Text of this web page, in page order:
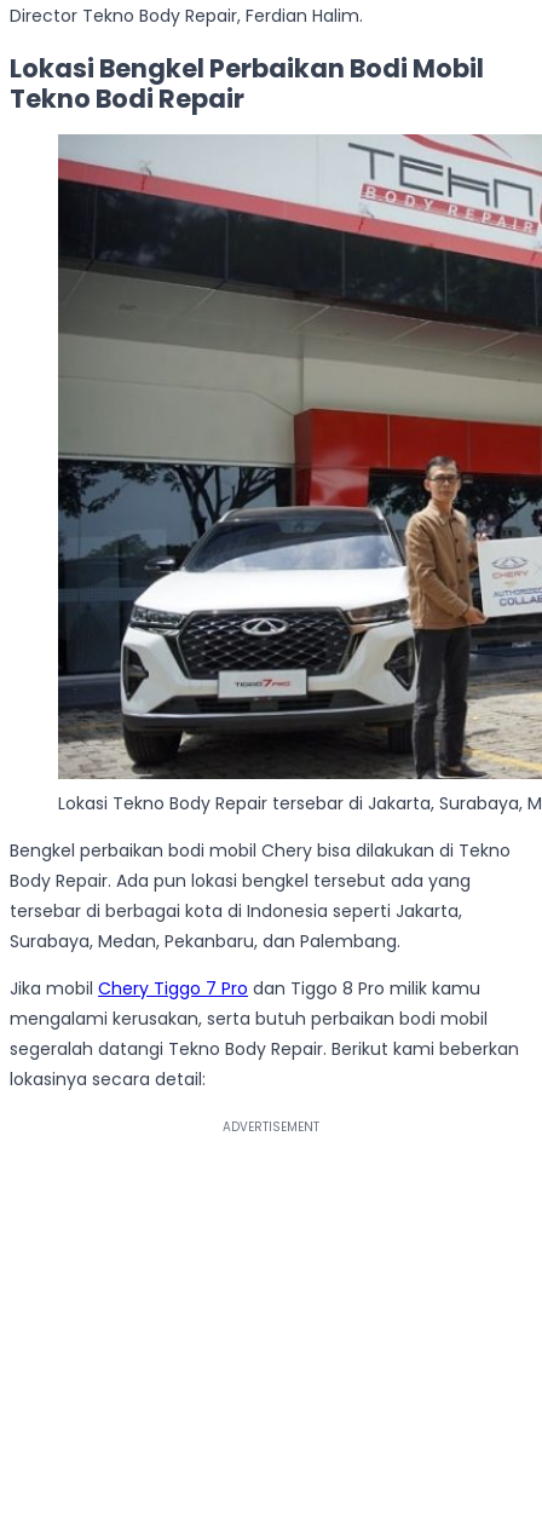
Director Tekno Body Repair, Ferdian Halim.
Lokasi Bengkel Perbaikan Bodi Mobil
Tekno Bodi Repair
Lokasi Tekno Body Repair tersebar di Jakarta, Surabaya,
Bengkel perbaikan bodi mobil Chery bisa dilakukan di Tekno
Body Repair. Ada pun lokasi bengkel tersebut ada yang
tersebar di berbagai kota di Indonesia seperti Jakarta,
Surabaya, Medan, Pekanbaru, dan Palembang.
Jika mobil Chery Tiggo 7 Pro dan Tiggo 8 Pro milik kamu
mengalami kerusakan, serta butuh perbaikan bodi mobil
segeralah datangi Tekno Body Repair. Berikut kami beberkan
lokasinya secara detail: